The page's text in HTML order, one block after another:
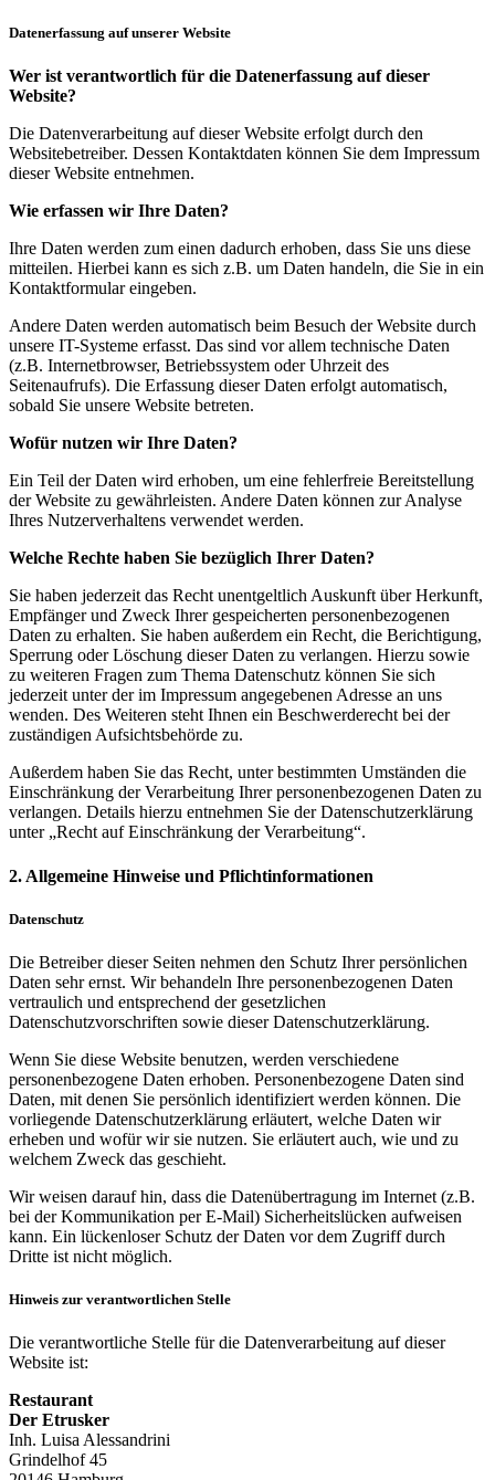
Datenerfassung auf unserer Website
Wer ist verantwortlich für die Datenerfassung auf dieser
Website?
Die Datenverarbeitung auf dieser Website erfolgt durch den
Websitebetreiber. Dessen Kontaktdaten können Sie dem Impressum
dieser Website entnehmen.
Wie erfassen wir Ihre Daten?
Ihre Daten werden zum einen dadurch erhoben, dass Sie uns diese
mitteilen. Hierbei kann es sich z.B. um Daten handeln, die Sie in ein
Kontaktformular eingeben.
Andere Daten werden automatisch beim Besuch der Website durch
unsere IT-Systeme erfasst. Das sind vor allem technische Daten
(z.B. Internetbrowser, Betriebssystem oder Uhrzeit des
Seitenaufrufs). Die Erfassung dieser Daten erfolgt automatisch,
sobald Sie unsere Website betreten.
Wofür nutzen wir Ihre Daten?
Ein Teil der Daten wird erhoben, um eine fehlerfreie Bereitstellung
der Website zu gewährleisten. Andere Daten können zur Analyse
Ihres Nutzerverhaltens verwendet werden.
Welche Rechte haben Sie bezüglich Ihrer Daten?
Sie haben jederzeit das Recht unentgeltlich Auskunft über Herkunft,
Empfänger und Zweck Ihrer gespeicherten personenbezogenen
Daten zu erhalten. Sie haben außerdem ein Recht, die Berichtigung,
Sperrung oder Löschung dieser Daten zu verlangen. Hierzu sowie
zu weiteren Fragen zum Thema Datenschutz können Sie sich
jederzeit unter der im Impressum angegebenen Adresse an uns
wenden. Des Weiteren steht Ihnen ein Beschwerderecht bei der
zuständigen Aufsichtsbehörde zu.
Außerdem haben Sie das Recht, unter bestimmten Umständen die
Einschränkung der Verarbeitung Ihrer personenbezogenen Daten zu
verlangen. Details hierzu entnehmen Sie der Datenschutzerklärung
unter „Recht auf Einschränkung der Verarbeitung“.
2. Allgemeine Hinweise und Pflichtinformationen
Datenschutz
Die Betreiber dieser Seiten nehmen den Schutz Ihrer persönlichen
Daten sehr ernst. Wir behandeln Ihre personenbezogenen Daten
vertraulich und entsprechend der gesetzlichen
Datenschutzvorschriften sowie dieser Datenschutzerklärung.
Wenn Sie diese Website benutzen, werden verschiedene
personenbezogene Daten erhoben. Personenbezogene Daten sind
Daten, mit denen Sie persönlich identifiziert werden können. Die
vorliegende Datenschutzerklärung erläutert, welche Daten wir
erheben und wofür wir sie nutzen. Sie erläutert auch, wie und zu
welchem Zweck das geschieht.
Wir weisen darauf hin, dass die Datenübertragung im Internet (z.B.
bei der Kommunikation per E-Mail) Sicherheitslücken aufweisen
kann. Ein lückenloser Schutz der Daten vor dem Zugriff durch
Dritte ist nicht möglich.
Hinweis zur verantwortlichen Stelle
Die verantwortliche Stelle für die Datenverarbeitung auf dieser
Website ist:
Restaurant
Der Etrusker
Inh. Luisa Alessandrini
Grindelhof 45